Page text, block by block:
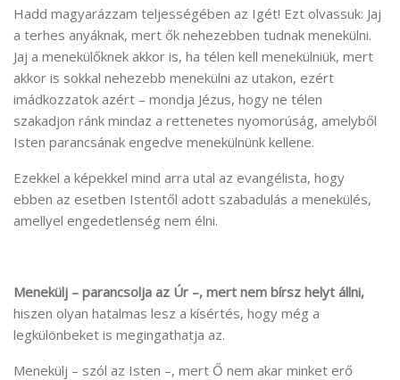
Hadd magyarázzam teljességében az Igét! Ezt olvassuk: Jaj
a terhes anyáknak, mert ők nehezebben tudnak menekülni.
Jaj a menekülőknek akkor is, ha télen kell menekülniük, mert
akkor is sokkal nehezebb menekülni az utakon, ezért
imádkozzatok azért – mondja Jézus, hogy ne télen
szakadjon ránk mindaz a rettenetes nyomorúság, amelyből
Isten parancsának engedve menekülnünk kellene.
Ezekkel a képekkel mind arra utal az evangélista, hogy
ebben az esetben Istentől adott szabadulás a menekülés,
amellyel engedetlenség nem élni.
Menekülj – parancsolja az Úr –, mert nem bírsz helyt állni,
hiszen olyan hatalmas lesz a kísértés, hogy még a
legkülönbeket is megingathatja az.
Menekülj – szól az Isten –, mert Ő nem akar minket erő